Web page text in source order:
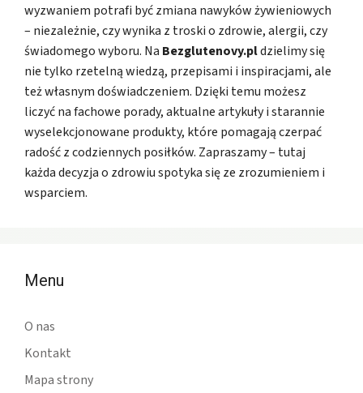
wyzwaniem potrafi być zmiana nawyków żywieniowych
– niezależnie, czy wynika z troski o zdrowie, alergii, czy
świadomego wyboru. Na Bezglutenovy.pldzielimy się
nie tylko rzetelną wiedzą, przepisami i inspiracjami, ale
też własnym doświadczeniem. Dzięki temu możesz
liczyć na fachowe porady, aktualne artykuły i starannie
wyselekcjonowane produkty, które pomagają czerpać
radość z codziennych posiłków. Zapraszamy – tutaj
każda decyzja o zdrowiu spotyka się ze zrozumieniem i
wsparciem.
Menu
O nas
Kontakt
Mapa strony